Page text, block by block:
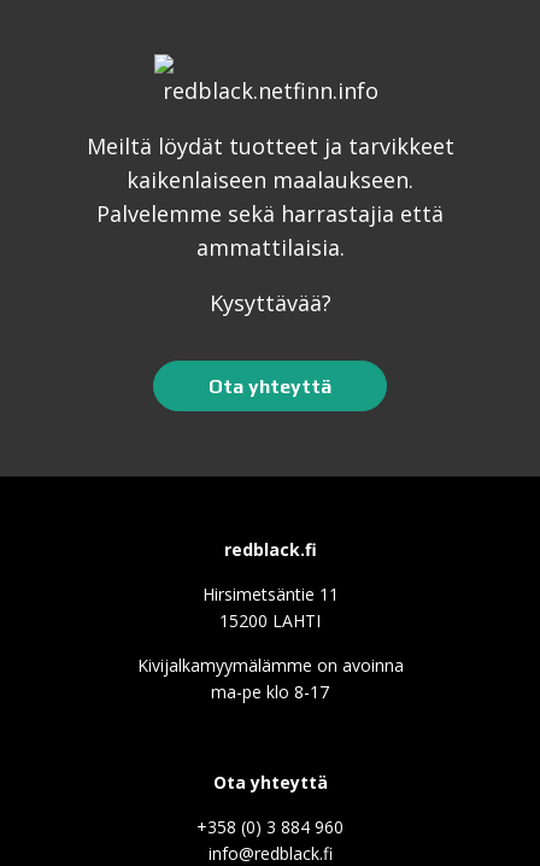
Meiltä löydät tuotteet ja tarvikkeet
kaikenlaiseen maalaukseen.
Palvelemme sekä harrastajia että
ammattilaisia.
Kysyttävää?
Ota yhteyttä
redblack.fi
Hirsimetsäntie 11
15200 LAHTI
Kivijalkamyymälämme on avoinna
ma-pe klo 8-17
Ota yhteyttä
+358 (0) 3 884 960
info@redblack.f